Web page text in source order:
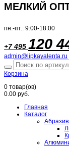
МЕЛКИЙ
пн.-пт.: 9:00-18:00
+7 495 120
admin@lipkayalenta.ru
Корзина
0 товар(ов)
0.00 руб.
Главная
Каталог